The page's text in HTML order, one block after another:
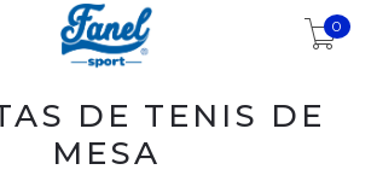
0
DE TENIS DE
MESA